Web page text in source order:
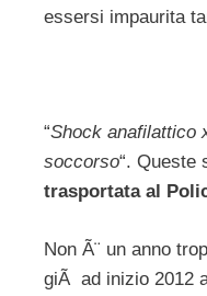
essersi impaurita
“Shock anafilattico
soccorso“. Queste
trasportata al
Non Ã¨ un anno
giÃ ad inizio 2012